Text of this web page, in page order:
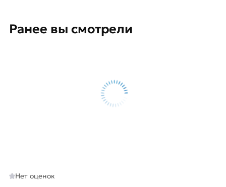
Ранее вы смотрели
Нет оценок